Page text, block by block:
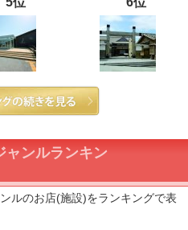
ャンルランキン
ルのお店(施設)をランキングで表